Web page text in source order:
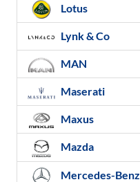
Lotus
Lynk & Co
MAN
Maserati
Maxus
Mazda
Mercedes-Benz